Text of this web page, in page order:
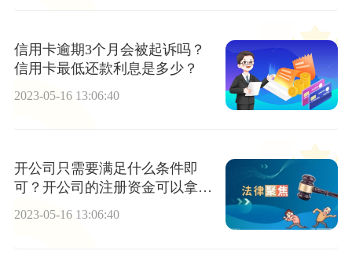
信用卡逾期3个月会被起诉吗？
信用卡最低还款利息是多少？
2023-05-16 13:06:40
开公司只需要满足什么条件即
可？开公司的注册资金可以拿出
来用吗？
2023-05-16 13:06:40